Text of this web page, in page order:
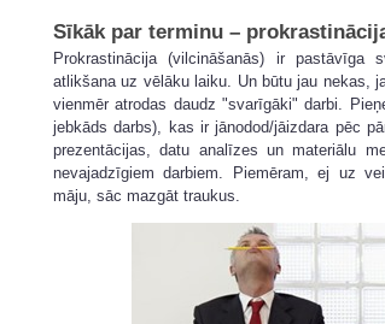
Sīkāk par terminu –
Prokrastinācija (vilcināšanās) ir pastāvīga
atlikšana uz vēlāku laiku. Un būtu jau nekas,
vienmēr atrodas daudz "svarīgāki" darbi.
jebkāds darbs), kas ir jānodod/jāizdara pēc
prezentācijas, datu analīzes un materiālu
nevajadzīgiem darbiem. Piemēram, ej uz
māju, sāc mazgāt traukus.